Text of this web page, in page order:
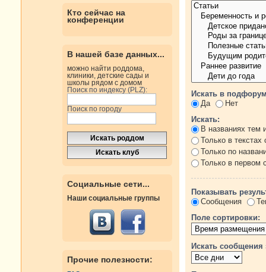
Кто сейчас на
конференции
В нашей базе данных...
можно найти роддома,
клиники, детские сады и
школы рядом с домом
Поиск по индексу (PLZ):
Поиск по городу
Социальные сети...
Наши социальные группы
Прочие полезности:
Искать в
Да
Нет
Искать:
В названиях тем
Только в
Только по
Только в первом
Показывать
Сообщения
Поле сортировки:
Искать сообщения